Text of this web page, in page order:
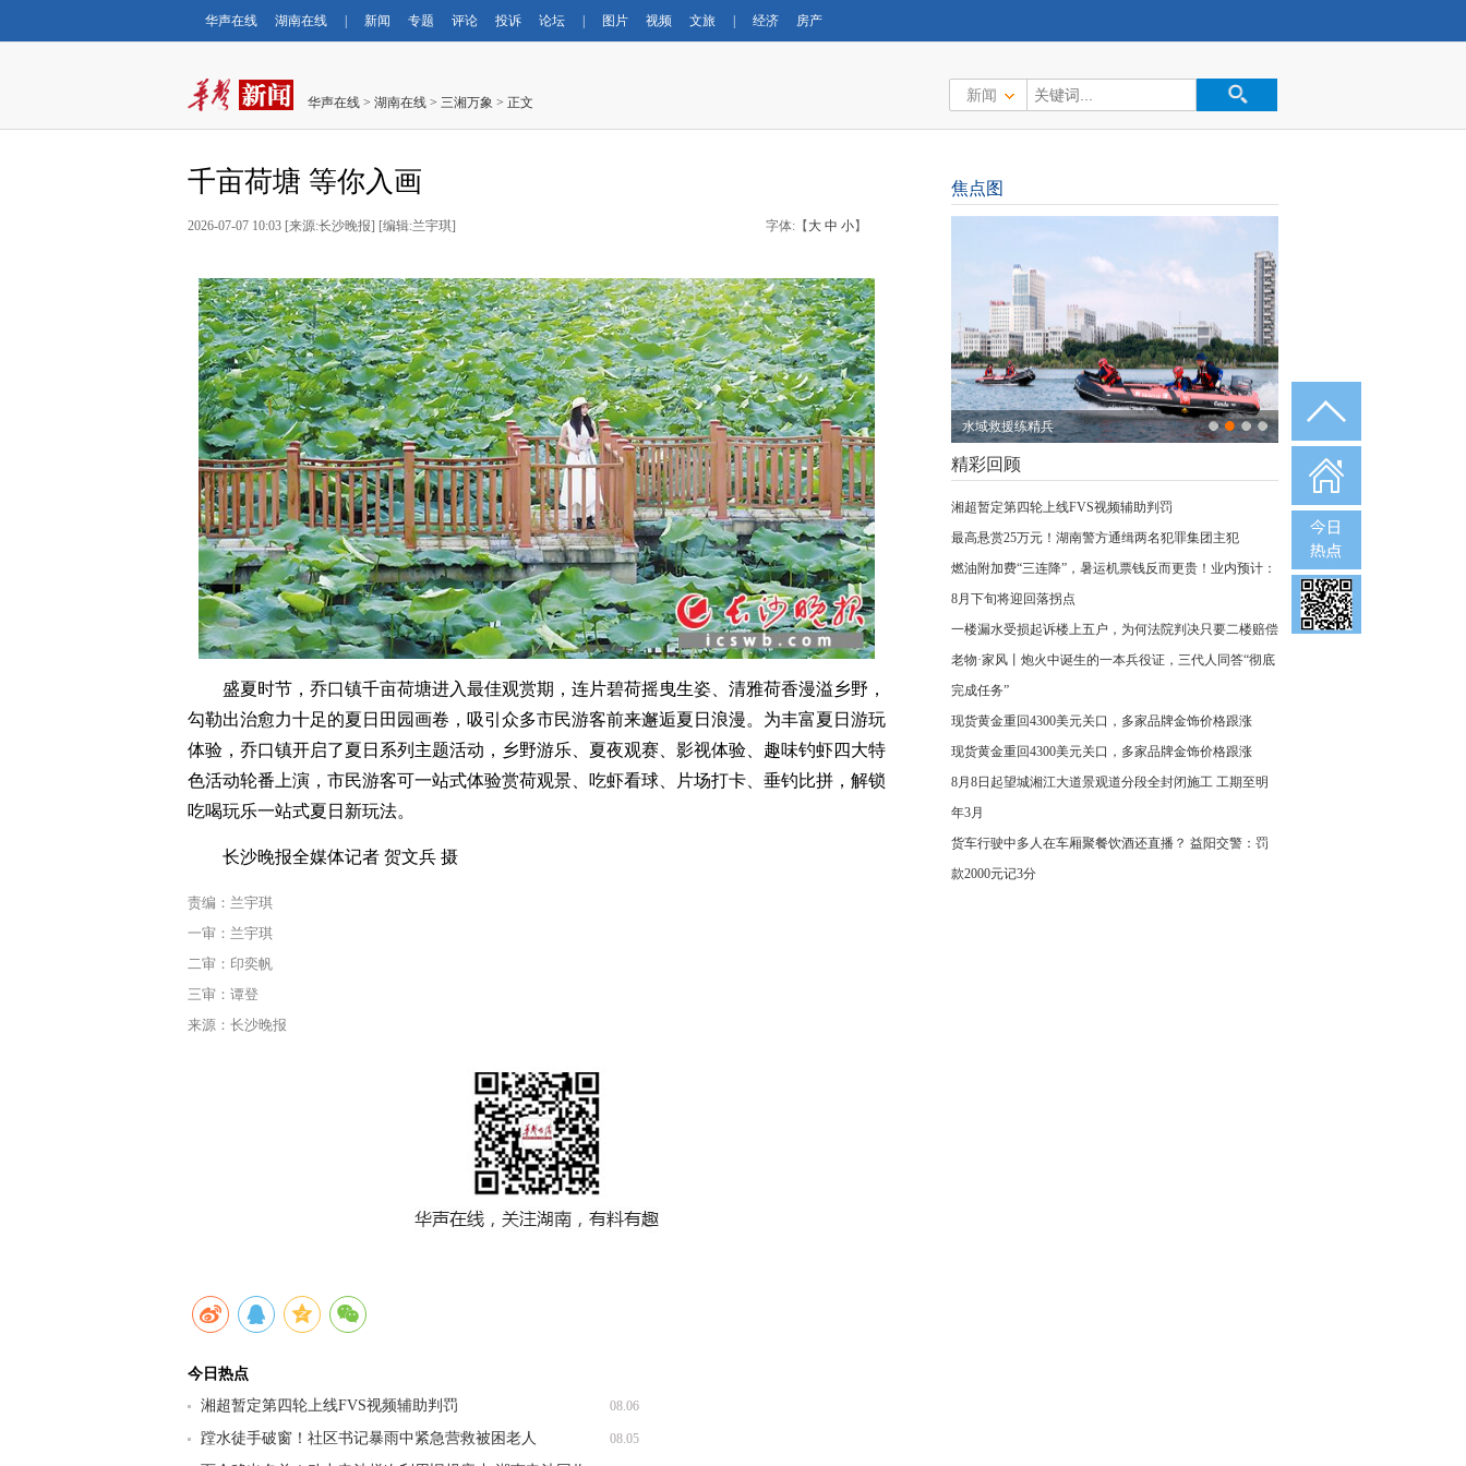
华声在线 湖南在线 新闻 专题 评论 投诉 论坛 图片 视频 文旅 经济 房产
华声在线 > 湖南在线 > 三湘万象 > 正文 新闻
千亩荷塘 等你入画
2026-07-07 10:03 [来源:长沙晚报] [编辑:兰宇琪] 字体:【 大 中 小】
盛夏时节，乔口镇千亩荷塘进入最佳观赏期，连片碧荷摇曳生姿、清雅荷香漫溢乡野，
勾勒出治愈力十足的夏日田园画卷，吸引众多市民游客前来邂逅夏日浪漫。为丰富夏日游玩
体验，乔口镇开启了夏日系列主题活动，乡野游乐、夏夜观赛、影视体验、趣味钓虾四大特
色活动轮番上演，市民游客可一站式体验赏荷观景、吃虾看球、片场打卡、垂钓比拼，解锁
吃喝玩乐一站式夏日新玩法。
长沙晚报全媒体记者 贺文兵 摄
责编：兰宇琪
一审：兰宇琪
二审：印奕帆
三审：谭登
来源：长沙晚报
今日热点
湘超暂定第四轮上线FVS视频辅助判罚
08.06
蹚水徒手破窗！社区书记暴雨中紧急营救被困老人 08.05
焦点图
水域救援练精兵
精彩回顾
湘超暂定第四轮上线FVS视频辅助判罚
最高悬赏25万元！湖南警方通缉两名犯罪集团主犯
燃油附加费“三连降”，暑运机票钱反而更贵！业内预计：
8月下旬将迎回落拐点
一楼漏水受损起诉楼上五户，为何法院判决只要二楼赔偿
老物·家风丨炮火中诞生的一本兵役证，三代人同答“彻底
完成任务”
现货黄金重回4300美元关口，多家品牌金饰价格跟涨
现货黄金重回4300美元关口，多家品牌金饰价格跟涨
8月8日起望城湘江大道景观道分段全封闭施工 工期至明
年3月
货车行驶中多人在车厢聚餐饮酒还直播？ 益阳交警：罚
款2000元记3分